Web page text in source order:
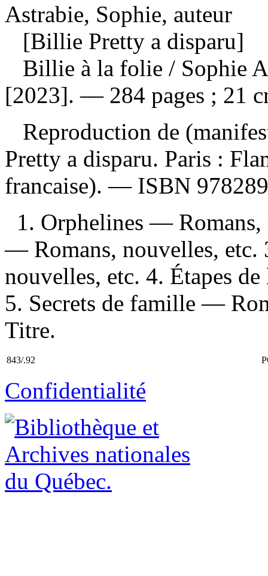
Astrabie, Sophie, auteur
[Billie Pretty a disparu]
Billie à la folie / Sophie
[2023]. — 284 pages ; 21
Reproduction de
Pretty a disparu. Paris :
francaise). — ISBN
1. Orphelines — Romans,
— Romans, nouvelles,
nouvelles, etc. 4. Étapes
5. Secrets de famille —
Titre.
843/.92
Confidentialité